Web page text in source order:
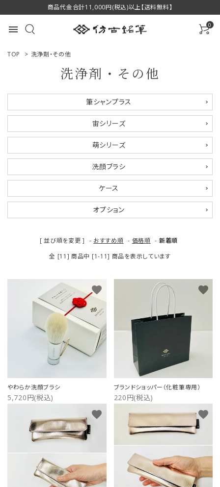
商品代金合計11,000円(税込)以上【送料無料】
menu 0
ACCOUNT MENU
ログイン 新規会員登録
商品一覧
プライバシーポリシー
特定商取引法について
お問い合わせ
TOP > 洗浄剤・その他
洗浄剤・その他
筆シャンプラス
宙シリーズ
萌シリーズ
洗顔ブラシ
ケース
オプション
[ 並び順を変更 ] - おすすめ順 - 価格順 - 新着順
全 [11] 商品中 [1-11] 商品を表示しています
やわらか洗顔ブラシ
5,720円(税込)
favorite
ブランドショッパー（化粧筆専用）
220円(税込)
favorite
favorite favorite